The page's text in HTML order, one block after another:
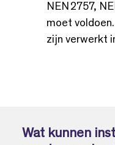
NEN 2757,
moet
zijn verwerkt
Wat kunnen